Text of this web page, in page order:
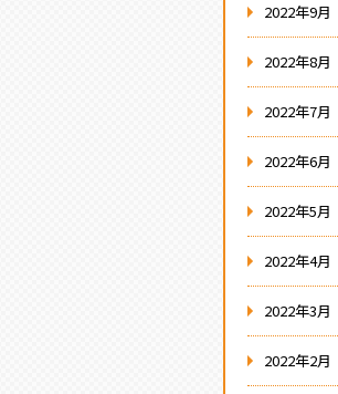
2022年9月
2022年8月
2022年7月
2022年6月
2022年5月
2022年4月
2022年3月
2022年2月